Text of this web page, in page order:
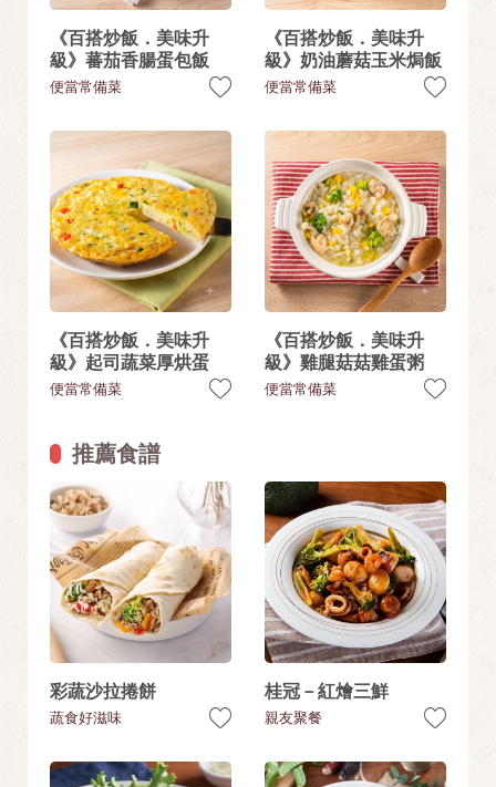
《百搭炒飯．美味升
級》蕃茄香腸蛋包飯
便當常備菜
《百搭炒飯．美味升
級》奶油蘑菇玉米焗飯
便當常備菜
《百搭炒飯．美味升
級》起司蔬菜厚烘蛋
便當常備菜
《百搭炒飯．美味升
級》雞腿菇菇雞蛋粥
便當常備菜
推薦食譜
彩蔬沙拉捲餅
蔬食好滋味
桂冠－紅燴三鮮
親友聚餐